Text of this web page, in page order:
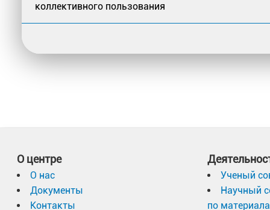
коллективного пользования
О центре
О нас
Документы
Контакты
Ученый
Научный
по